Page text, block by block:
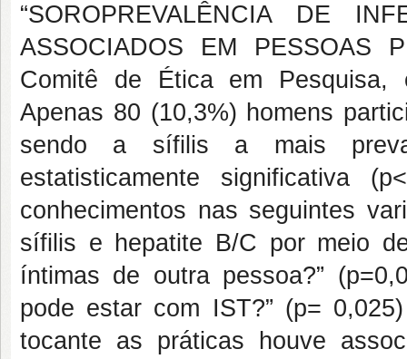
“SOROPREVALÊNCIA DE
ASSOCIADOS EM PESSOAS
Comitê de Ética em Pesquisa,
Apenas 80 (10,3%) homens
sendo a sífilis a mais
estatisticamente significativa
conhecimentos nas seguintes
sífilis e hepatite B/C por meio
íntimas de outra pessoa?”
pode estar com IST?” (p=
tocante as práticas houve